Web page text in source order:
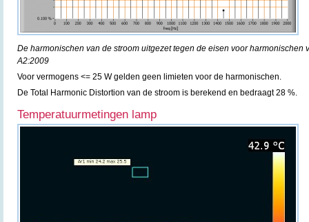
De harmonischen van de stroom uitgezet tegen de eisen voor harmonischen
A2:2009
Voor vermogens <= 25 W gelden geen limieten voor de harmonischen.
De Total Harmonic Distortion van de stroom is berekend en bedraagt 28 %.
Temperatuurmetingen lamp